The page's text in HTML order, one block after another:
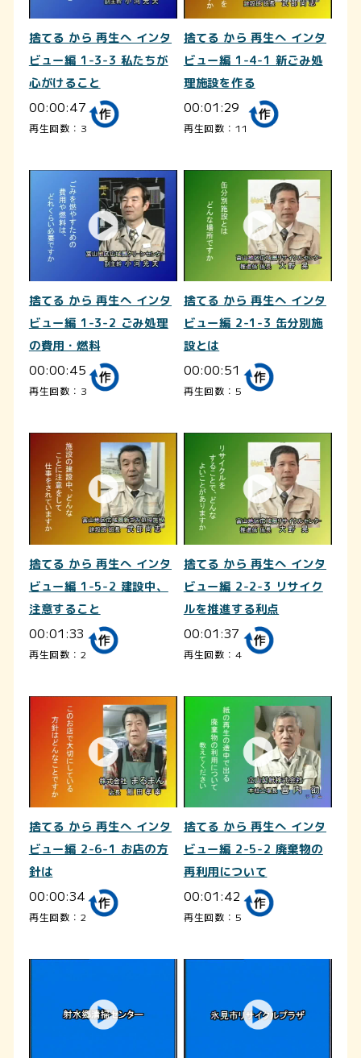
捨てる から 再生へ インタ
ビュー編 1-3-3 私たちが
心がけること
00:00:47
再生回数：3
捨てる から 再生へ インタ
ビュー編 1-4-1 新ごみ処
理施設を作る
00:01:29
再生回数：11
捨てる から 再生へ インタ
ビュー編 1-3-2 ごみ処理
の費用・燃料
00:00:45
再生回数：3
捨てる から 再生へ インタ
ビュー編 2-1-3 缶分別施
設とは
00:00:51
再生回数：5
捨てる から 再生へ インタ
ビュー編 1-5-2 建設中、
注意すること
00:01:33
再生回数：2
捨てる から 再生へ インタ
ビュー編 2-2-3 リサイク
ルを推進する利点
00:01:37
再生回数：4
捨てる から 再生へ インタ
ビュー編 2-6-1 お店の方
針は
00:00:34
再生回数：2
捨てる から 再生へ インタ
ビュー編 2-5-2 廃棄物の
再利用について
00:01:42
再生回数：5